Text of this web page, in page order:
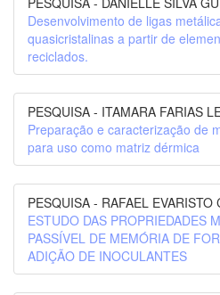
Desenvolvimento de ligas
quasicristalinas a partir de
reciclados.
PESQUISA - ITAMARA FARIAS
Preparação e caracterização de
para uso como matriz dérmica
PESQUISA - RAFAEL EVARISTO
ESTUDO DAS PROPRIEDADES
PASSÍVEL DE MEMÓRIA DE
ADIÇÃO DE INOCULANTES